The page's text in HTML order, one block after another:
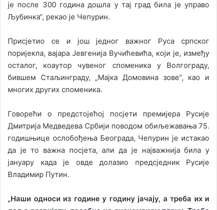
је после 300 година дошла у тај град била је управо
Љубинка“, рекао је Чепурин.
Присјетио се и још једног важног Руса српског
поријекла, вајара Јевгенија Вучићевића, који је, између
осталог, коаутор чувеног споменика у Волгограду,
бившем Стаљинграду, „Мајка Домовина зове“, као и
многих других споменика.
Говорећи о предстојећој посјети премијера Русије
Дмитрија Медведева Србији поводом обиљежавања 75.
годишњице ослобођења Београда, Чепурин је истакао
да је то важна посјета, али да је најважнија била у
јануару када је овде долазио предсједник Русије
Владимир Путин.
„Наши односи из године у годину јачају, а треба их и